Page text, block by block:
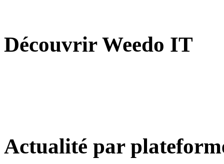
Découvrir Weedo IT
Actualité par